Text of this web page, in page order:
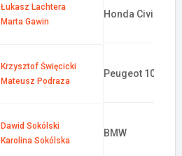
Łukasz Lachtera
Marta Gawin
Honda Civic
Krzysztof Święcicki
Mateusz Podraza
Peugeot 106
Dawid Sokólski
Karolina Sokólska
BMW